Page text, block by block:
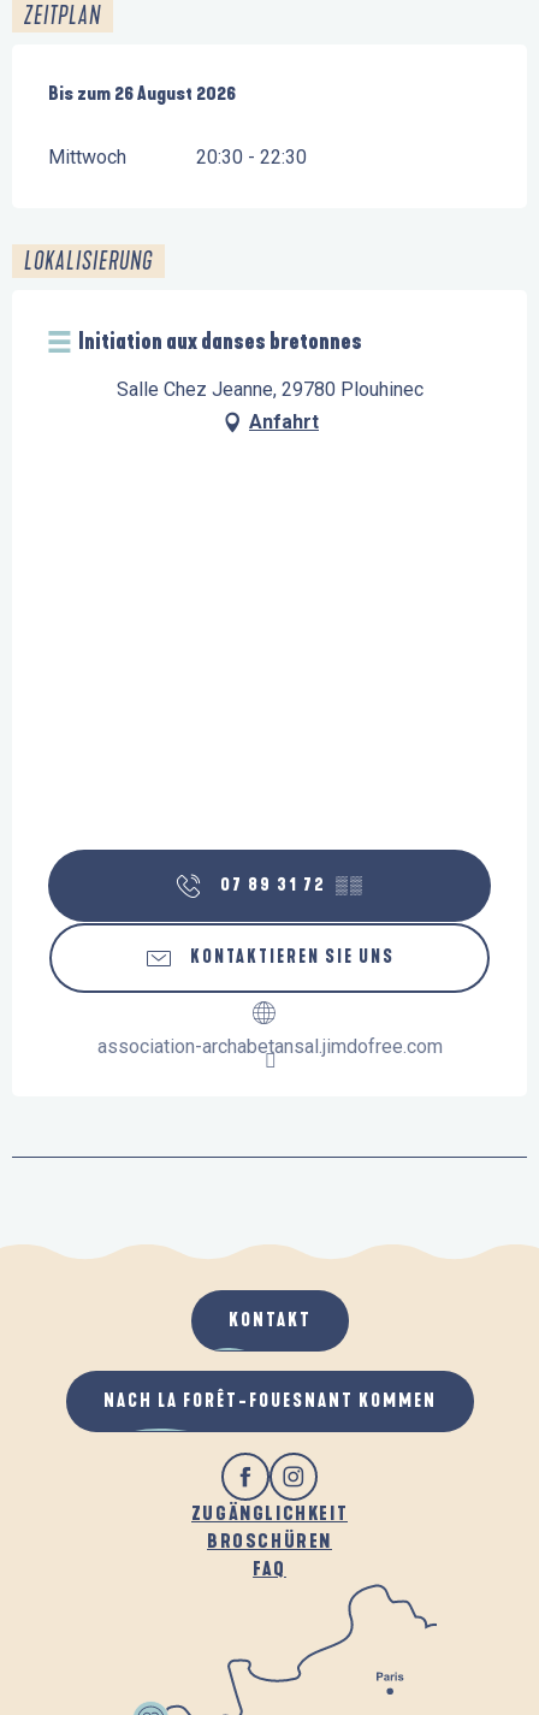
ZEITPLAN
vom15 Juli 2026bis zum
Bis zum 26 August 2026
Mittwoch 20:30 - 22:30
LOKALISIERUNG
Initiation aux danses bretonnes
Salle Chez Jeanne, 29780 Plouhinec
Anfahrt
07 89 31 72 ▒▒
KONTAKTIEREN SIE UNS
association-archabetansal.jimdofree.com
ZUGÄNGLICHKEIT
BROSCHÜREN
FAQ
KONTAKT
NACH LA FORÊT-FOUESNANT KOMMEN